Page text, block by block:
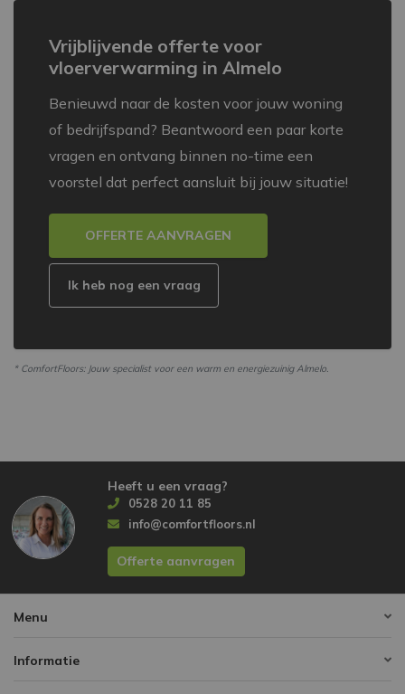
Vrijblijvende offerte voor
vloerverwarming in Almelo
Benieuwd naar de kosten voor jouw woning
of bedrijfspand? Beantwoord een paar korte
vragen en ontvang binnen no-time een
voorstel dat perfect aansluit bij jouw situatie!
OFFERTE AANVRAGEN
Ik heb nog een vraag
* ComfortFloors: Jouw specialist voor een warm en energiezuinig Almelo.
Heeft u een vraag?
0528 20 11 85
info@comfortfloors.nl
Offerte aanvragen
Menu
Informatie